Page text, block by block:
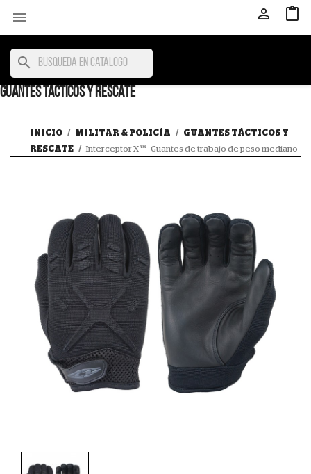
  
search
GUANTES TÁCTICOS Y RESCATE
INICIO MILITAR & POLICÍA
GUANTES TÁCTICOS Y
RESCATE
Interceptor X ™ - Guantes de trabajo de peso mediano